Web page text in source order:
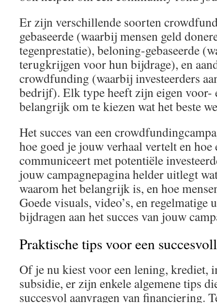
Er zijn verschillende soorten
gebaseerde (waarbij mensen geld
tegenprestatie), beloning-gebaseerde
terugkrijgen voor hun bijdrage), en
crowdfunding (waarbij investeerders
bedrijf). Elk type heeft zijn eigen voor-
belangrijk om te kiezen wat het beste
Het succes van een
hoe goed je jouw verhaal vertelt en hoe
communiceert met potentiële
jouw campagnepagina helder uitlegt
waarom het belangrijk is, en hoe
Goede visuals, video’s, en regelmatige
bijdragen aan het succes van jouw
Praktische tips voor een
Of je nu kiest voor een lening, krediet,
subsidie, er zijn enkele algemene tips
succesvol aanvragen van financiering.